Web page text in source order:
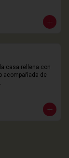
casa rellena con
acompañada de